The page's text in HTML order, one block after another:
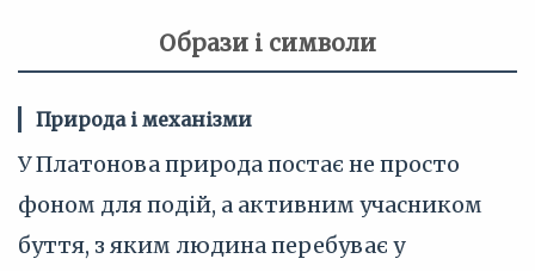
Образи і символи
Природа і механізми
У Платонова природа постає не просто
фоном для подій, а активним учасником
буття, з яким людина перебуває у